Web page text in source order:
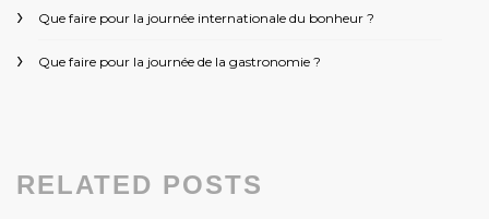
Que faire pour la journée internationale du bonheur ?
Que faire pour la journée de la gastronomie ?
RELATED POSTS